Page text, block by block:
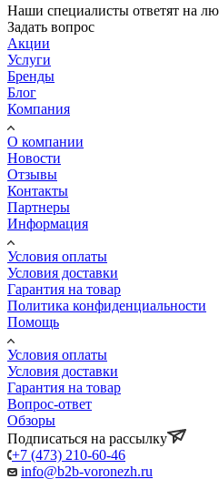
Наши специалисты ответят на
Задать вопрос
Акции
Услуги
Бренды
Блог
Компания
О компании
Новости
Отзывы
Контакты
Партнеры
Информация
Условия оплаты
Условия доставки
Гарантия на товар
Политика конфиденциальности
Помощь
Условия оплаты
Условия доставки
Гарантия на товар
Вопрос-ответ
Обзоры
Подписаться на рассылку
+7 (473) 210-60-46
info@b2b-voronezh.ru